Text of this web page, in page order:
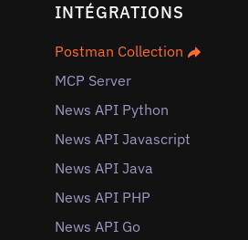
INTÉGRATIONS
Postman Collection
MCP Server
News API Python
News API Javascript
News API Java
News API PHP
News API Go